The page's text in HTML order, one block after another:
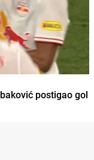
postigao gol